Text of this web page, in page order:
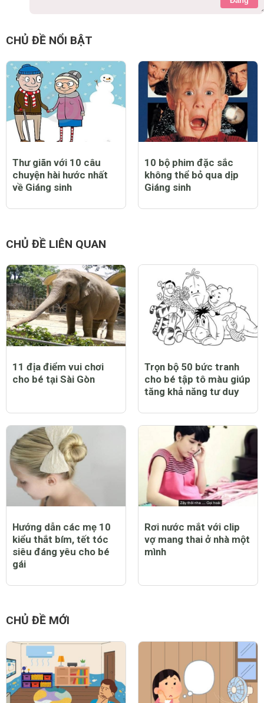
CHỦ ĐỀ NỔI BẬT
Thư giãn với 10 câu
chuyện hài hước nhất
về Giáng sinh
10 bộ phim đặc sắc
không thể bỏ qua dịp
Giáng sinh
CHỦ ĐỀ LIÊN QUAN
11 địa điểm vui chơi
cho bé tại Sài Gòn
Trọn bộ 50 bức tranh
cho bé tập tô màu giúp
tăng khả năng tư duy
Hướng dẫn các mẹ 10
kiểu thắt bím, tết tóc
siêu đáng yêu cho bé
gái
Rơi nước mắt với clip
vợ mang thai ở nhà một
mình
CHỦ ĐỀ MỚI